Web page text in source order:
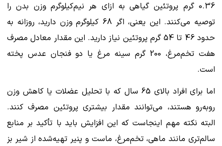
0.36 گرم پروتئین گیاهی به ازای هر نیم‌کیلوگرم وزن بدن را
توصیه می‌کنند. این یعنی، اگر 68 کیلوگرم وزن دارید، روزانه به
حدود 46 تا 54 گرم پروتئین نیاز دارید. این مقدار معادل مصرف
هفت تخم‌مرغ، 200 گرم سینه مرغ یا دو فنجان عدس پخته
است.
اما برای افراد بالای 65 سال که با تحلیل عضلات یا کاهش وزن
روبه‌رو هستند، می‌توانند مقدار بیشتری پروتئین مصرف کنند.
البته نکته مهم اینجاست که این افزایش باید با تأکید بر منابع
سالم‌تری مانند ماهی، تخم‌مرغ، ماست و پنیر تهیه‌شده از شیر بز